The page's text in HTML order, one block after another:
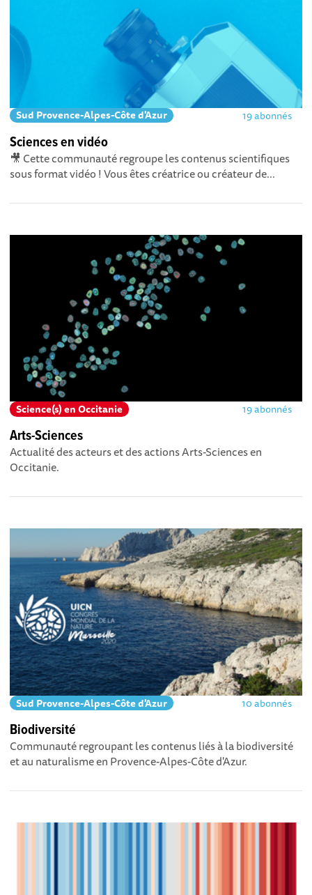
Sud Provence-Alpes-Côte d'Azur 19 abonnés
Sciences en vidéo
🎥 Cette communauté regroupe les contenus scientifiques
sous format vidéo ! Vous êtes créatrice ou créateur de...
Science(s) en Occitanie 19 abonnés
Arts-Sciences
Actualité des acteurs et des actions Arts-Sciences en
Occitanie.
Sud Provence-Alpes-Côte d'Azur 10 abonnés
Biodiversité
Communauté regroupant les contenus liés à la biodiversité
et au naturalisme en Provence-Alpes-Côte d'Azur.